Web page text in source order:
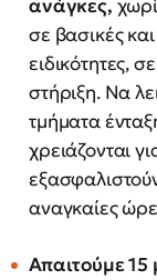
ανάγκες,
σε βασικές
ειδικότητες,
στήριξη. Να
τμήματα
χρειάζονται
αναγκαίες
Απαιτούμε